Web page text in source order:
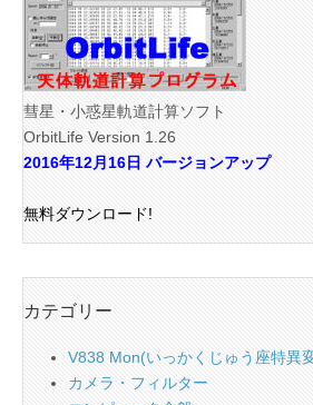
彗星・小惑星軌道計算ソフト
OrbitLife Version 1.26
2016年12月16日 バージョンアップ
無料ダウンロード!
カテゴリー
V838 Mon(いっかくじゅう座特異
カメラ・フィルター